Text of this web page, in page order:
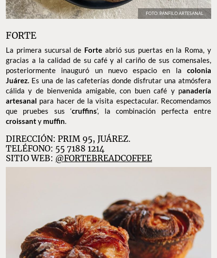
FOTO: PÁNFILO ARTESANAL
FORTE
La primera sucursal de Forteabrió sus puertas en la Roma, y
gracias a la calidad de su café y al cariño de sus comensales,
posteriormente inauguró un nuevo espacio en la colonia
Juárez. Es una de las cafeterías donde disfrutar una atmósfera
cálida y de bienvenida amigable, con buen café y panadería
artesanal para hacer de la visita espectacular. Recomendamos
que pruebes sus ‘cruffins‘, la combinación perfecta entre
croissanty muffin.
DIRECCIÓN: PRIM 95, JUÁREZ.
TELÉFONO: 55 7188 1214
SITIO WEB: @FORTEBREADCOFFEE